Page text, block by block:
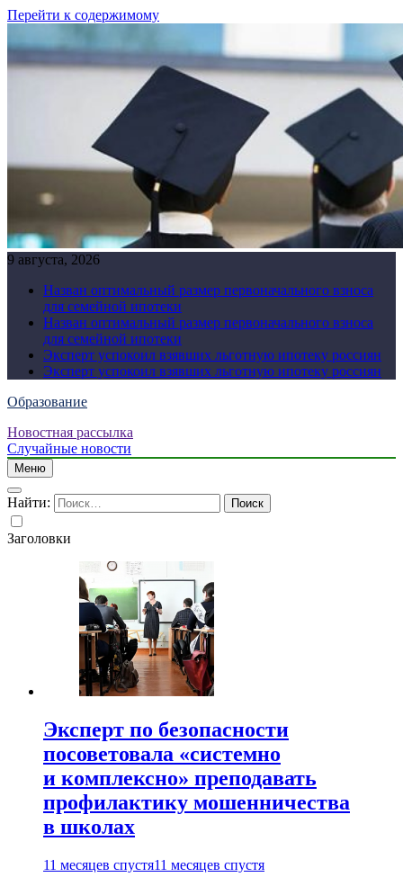
Перейти к содержимому
9 августа, 2026
Назван оптимальный размер первоначального взноса
для семейной ипотеки
Назван оптимальный размер первоначального взноса
для семейной ипотеки
Эксперт успокоил взявших льготную ипотеку россиян
Эксперт успокоил взявших льготную ипотеку россиян
Образование
Новостная рассылка
Случайные новости
Меню
Найти:
Заголовки
Эксперт по безопасности
посоветовала «системно
и комплексно» преподавать
профилактику мошенничества
в школах
11 месяцев спустя11 месяцев спустя